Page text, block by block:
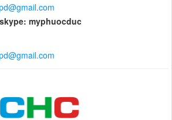
skype: myphuocduc